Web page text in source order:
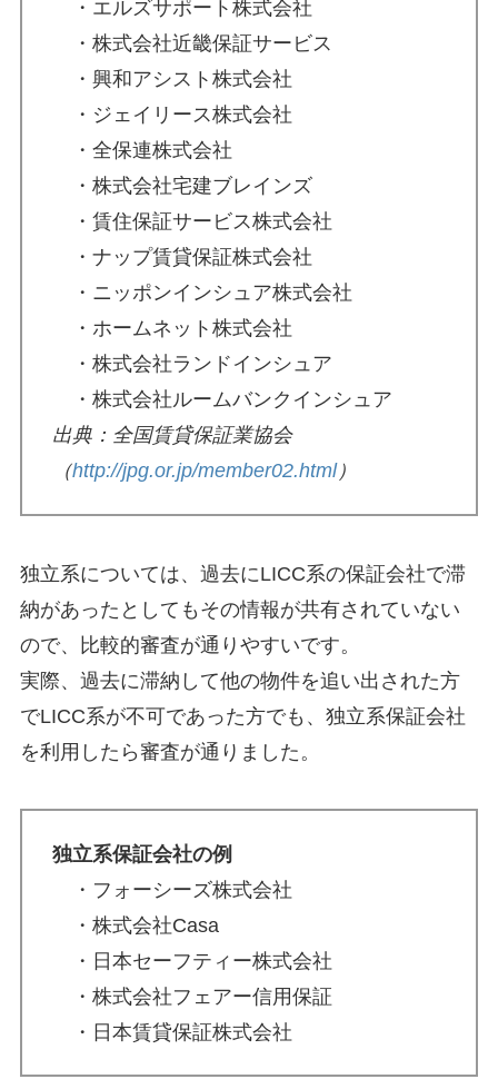
・エルズサポート株式会社
・株式会社近畿保証サービス
・興和アシスト株式会社
・ジェイリース株式会社
・全保連株式会社
・株式会社宅建ブレインズ
・賃住保証サービス株式会社
・ナップ賃貸保証株式会社
・ニッポンインシュア株式会社
・ホームネット株式会社
・株式会社ランドインシュア
・株式会社ルームバンクインシュア
出典：全国賃貸保証業協会
（http://jpg.or.jp/member02.html）
独立系については、過去にLICC系の保証会社で滞
納があったとしてもその情報が共有されていない
ので、比較的審査が通りやすいです。
実際、過去に滞納して他の物件を追い出された方
でLICC系が不可であった方でも、独立系保証会社
を利用したら審査が通りました。
独立系保証会社の例
・フォーシーズ株式会社
・株式会社Casa
・日本セーフティー株式会社
・株式会社フェアー信用保証
・日本賃貸保証株式会社